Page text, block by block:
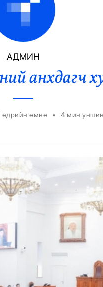
АДМИН
анхдагч
өдрийн өмнө • 4 мин